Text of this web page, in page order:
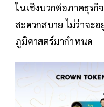
ในเชิงบวกต่อภาคธุรกิ
สะดวกสบาย ไม่ว่าจะ
ภูมิศาสตร์มากำหนด